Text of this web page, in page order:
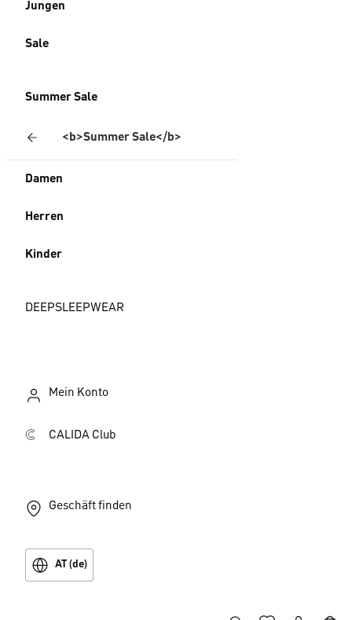
Jungen
Sale
Summer Sale
<b>Summer Sale</b>
Damen
Herren
Kinder
DEEPSLEEPWEAR
Mein Konto
CALIDA Club
Geschäft finden
AT (de)